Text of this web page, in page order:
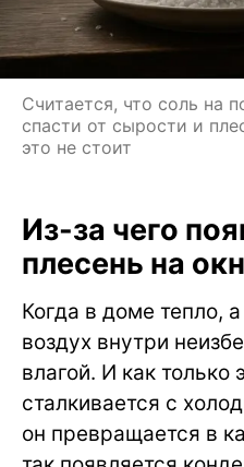
Считается, что соль на
спасти от сырости и
это не стоит
Из-за чего
плесень на
Когда в доме тепло,
воздух внутри
влагой. И как только
сталкивается с
он превращается в